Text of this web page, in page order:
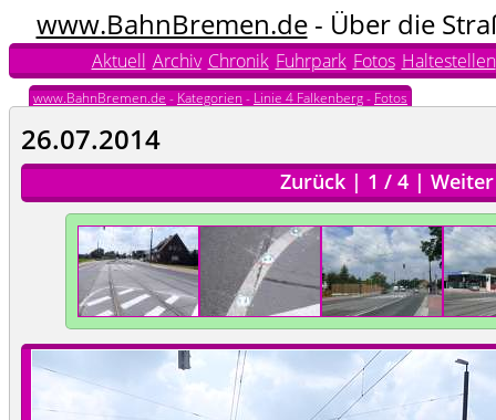
www.BahnBremen.de- Über die
Aktuell Archiv Chronik Fuhrpark Fotos Haltestellen
www.BahnBremen.de - Kategorien - Linie 4 Falkenberg- Fotos
26.07.2014
Zurück | 1 / 4 | Weiter